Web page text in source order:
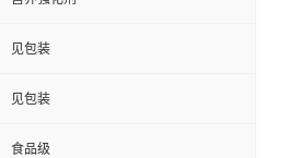
见包装
见包装
食品级